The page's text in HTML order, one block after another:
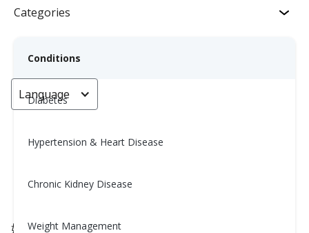
Categories
Conditions
Diabetes
Hypertension & Heart Disease
Chronic Kidney Disease
Weight Management
Language
妊娠期糖尿病：体征和症状
Ziqian (Jasmine) Li. RD, CDCES, CNSC
妊娠糖尿病 (GDM) 在怀孕期间的任何三个月中出现